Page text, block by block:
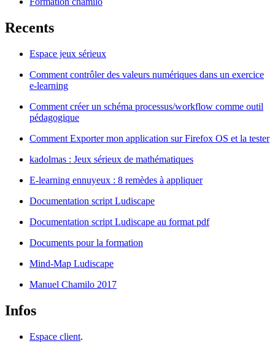
Recents
Espace jeux sérieux
Comment contrôler des valeurs numériques dans un exercice
e-learning
Comment créer un schéma processus/workflow comme outil
pédagogique
Comment Exporter mon application sur Firefox OS et la tester
kadolmas : Jeux sérieux de mathématiques
E-learning ennuyeux : 8 remèdes à appliquer
Documentation script Ludiscape
Documentation script Ludiscape au format pdf
Documents pour la formation
Mind-Map Ludiscape
Manuel Chamilo 2017
Infos
Espace client.